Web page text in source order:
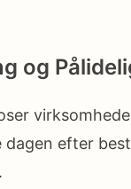
og
dagen efter